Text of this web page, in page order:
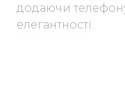
додаючи
елегантності.